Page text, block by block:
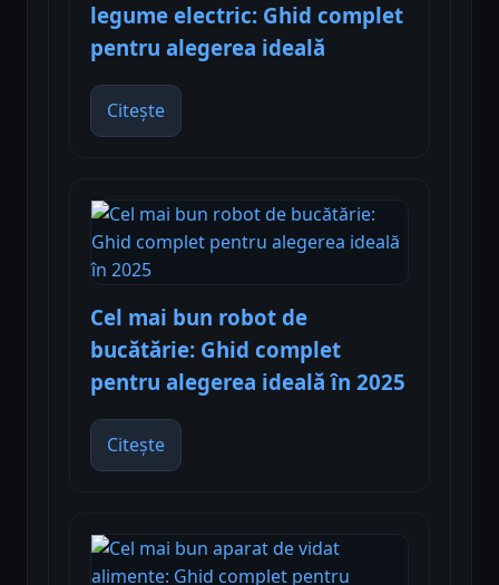
legume electric: Ghid complet
pentru alegerea ideală
Citește
Cel mai bun robot de
bucătărie: Ghid complet
pentru alegerea ideală în 2025
Citește